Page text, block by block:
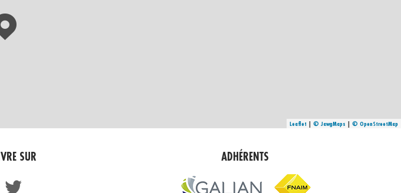
Leaflet | © JawgMaps | © OpenStreetMap
SUR ADHÉRENTS